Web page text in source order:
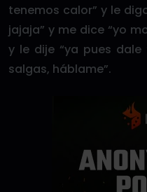
tenemos calor” y le
jajaja” y me dice “yo
y le dije “ya pues
salgas, háblame”.